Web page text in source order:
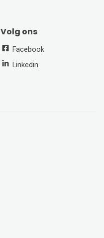
Volg ons
Facebook
Linkedin